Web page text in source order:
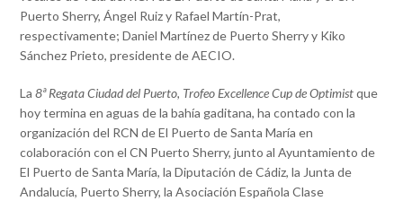
Puerto Sherry, Ángel Ruiz y Rafael Martín-Prat,
respectivamente; Daniel Martínez de Puerto Sherry y Kiko
Sánchez Prieto, presidente de AECIO.
La8ª Regata Ciudad del Puerto, Trofeo Excellence Cup de Optimistque
hoy termina en aguas de la bahía gaditana, ha contado con la
organización del RCN de El Puerto de Santa María en
colaboración con el CN Puerto Sherry, junto al Ayuntamiento de
El Puerto de Santa María, la Diputación de Cádiz, la Junta de
Andalucía, Puerto Sherry, la Asociación Española Clase